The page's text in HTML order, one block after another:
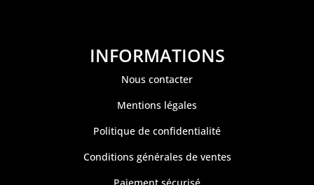
INFORMATIONS
Nous contacter
Mentions légales
Politique de confidentialité
Conditions générales de ventes